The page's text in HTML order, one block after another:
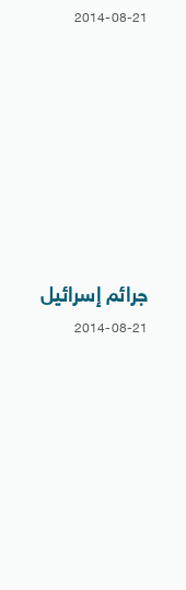
2014-08-21
جرائم إسرائيل
2014-08-21